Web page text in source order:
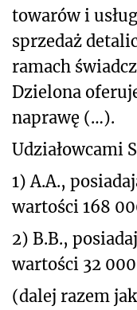
towarów i
sprzedaż
ramach
Dzielona
naprawę (…).
Udziałowcami
1) A.A.,
wartości 168
2) B.B.,
wartości 32
(dalej razem